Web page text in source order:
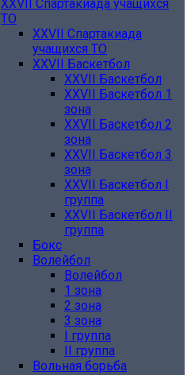
XXVII Спартакиада учащихся
ТО
XXVII Спартакиада
учащихся ТО
XXVII Баскетбол
XXVII Баскетбол
XXVII Баскетбол 1
зона
XXVII Баскетбол 2
зона
XXVII Баскетбол 3
зона
XXVII Баскетбол I
группа
XXVII Баскетбол II
группа
Бокс
Волейбол
Волейбол
1 зона
2 зона
3 зона
I группа
II группа
Вольная борьба